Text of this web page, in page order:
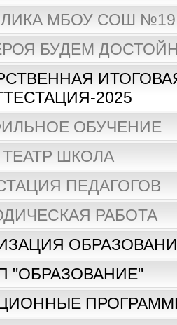
МБОУ СОШ №19
БУДЕМ
2025
ОБУЧЕНИЕ
ТЕАТР ШКОЛА
ПЕДАГОГОВ
РАБОТА
"ОБРАЗОВАНИЕ"